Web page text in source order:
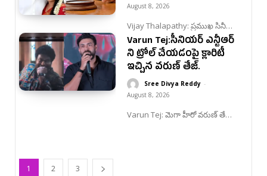
August 8, 2026
Vijay Thalapathy: ప్రముఖ సినీ
హీరో, తమిళనాడు ముఖ్యమంత్రి
విజయ్ విడాకుల వ్యవహారం ఒక
కొలిక్కి వచ్చింది. ఆయన భార్య
సంగీత విడాకుల పిటిషన్ వెనక్కి
తీసుకున్నారు.
Varun Tej:సీనియర్ ఎన్టీఆర్
ని ట్రోల్ చేయడంపై క్లారిటీ
ఇచ్చిన వరుణ్ తేజ్.
Sree Divya Reddy -
August 8, 2026
Varun Tej: మెగా హీరో వరుణ్ తేజ్
1 2 3